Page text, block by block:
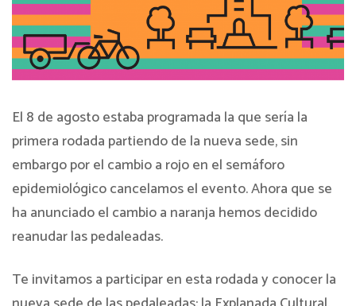
El 8 de agosto estaba programada la que sería la
primera rodada partiendo de la nueva sede, sin
embargo por el cambio a rojo en el semáforo
epidemiológico cancelamos el evento. Ahora que se
ha anunciado el cambio a naranja hemos decidido
reanudar las pedaleadas.
Te invitamos a participar en esta rodada y conocer la